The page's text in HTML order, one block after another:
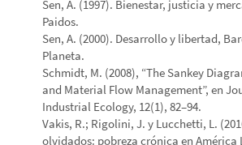
Sen, A. (1997). Bienestar, justicia y
Paidos.
Sen, A. (2000). Desarrollo y libertad,
Planeta.
Schmidt, M. (2008), “The Sankey
and Material Flow Management”, en
Industrial Ecology, 12(1), 82–94.
Vakis, R.; Rigolini, J. y Lucchetti, L.
olvidados: pobreza crónica en América